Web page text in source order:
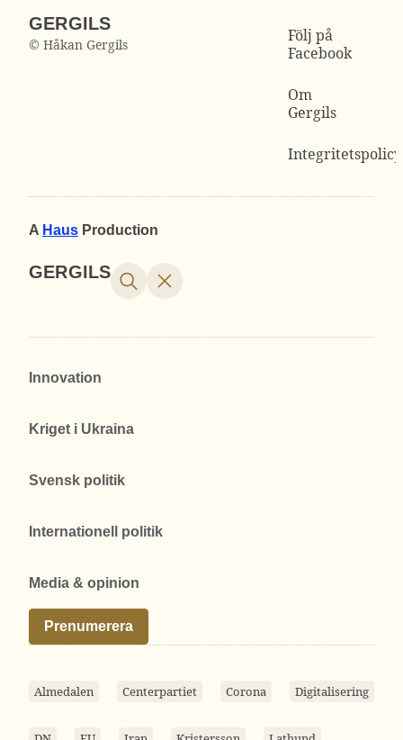
GERGILS
© Håkan Gergils
Följ på
Facebook
Om
Gergils
Integritetspolicy
A Haus Production
GERGILS
Innovation
Kriget i Ukraina
Svensk politik
Internationell politik
Media & opinion
Prenumerera
Almedalen Centerpartiet Corona Digitalisering